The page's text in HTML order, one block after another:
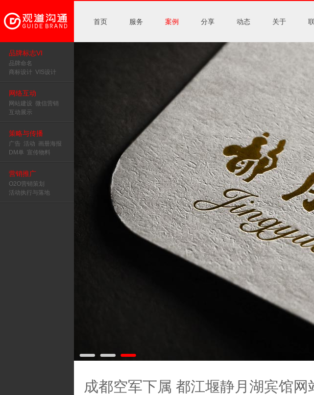
首页 服务 案例 分享 动态 关于
品牌标志VI
品牌命名
商标设计 VIS设计
网络互动
网站建设 微信营销
互动展示
策略与传播
广告 活动 画册海报
DM单 宣传物料
营销推广
O2O营销策划
活动执行与落地
成都空军下属 都江堰静月湖宾馆网